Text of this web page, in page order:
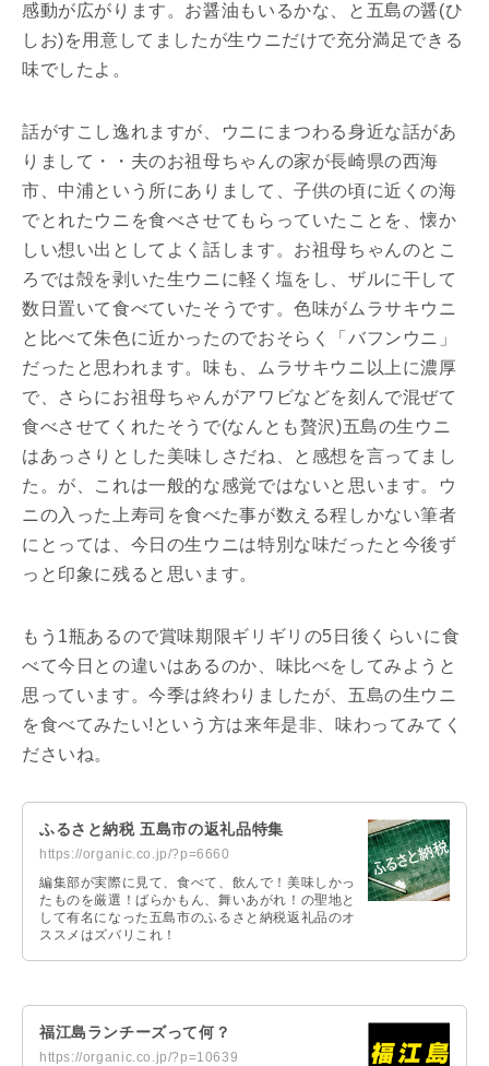
感動が広がります。お醤油もいるかな、と五島の醤(ひ
しお)を用意してましたが生ウニだけで充分満足できる
味でしたよ。
話がすこし逸れますが、ウニにまつわる身近な話があ
りまして・・夫のお祖母ちゃんの家が長崎県の西海
市、中浦という所にありまして、子供の頃に近くの海
でとれたウニを食べさせてもらっていたことを、懐か
しい想い出としてよく話します。お祖母ちゃんのとこ
ろでは殻を剥いた生ウニに軽く塩をし、ザルに干して
数日置いて食べていたそうです。色味がムラサキウニ
と比べて朱色に近かったのでおそらく「バフンウニ」
だったと思われます。味も、ムラサキウニ以上に濃厚
で、さらにお祖母ちゃんがアワビなどを刻んで混ぜて
食べさせてくれたそうで(なんとも贅沢)五島の生ウニ
はあっさりとした美味しさだね、と感想を言ってまし
た。が、これは一般的な感覚ではないと思います。ウ
ニの入った上寿司を食べた事が数える程しかない筆者
にとっては、今日の生ウニは特別な味だったと今後ず
っと印象に残ると思います。
もう1瓶あるので賞味期限ギリギリの5日後くらいに食
べて今日との違いはあるのか、味比べをしてみようと
思っています。今季は終わりましたが、五島の生ウニ
を食べてみたい!という方は来年是非、味わってみてく
ださいね。
ふるさと納税 五島市の返礼品特集
https://organic.co.jp/?p=6660
編集部が実際に見て、食べて、飲んで！美味しかっ
たものを厳選！ばらかもん、舞いあがれ！の聖地と
して有名になった五島市のふるさと納税返礼品のオ
ススメはズバリこれ！
福江島ランチーズって何？
https://organic.co.jp/?p=10639